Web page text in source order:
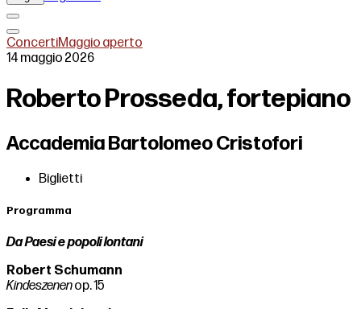
ConcertiMaggio aperto
14 maggio 2026
Roberto Prosseda, fortepiano
Accademia Bartolomeo Cristofori
Biglietti
Programma
Da Paesi e popoli lontani
Robert Schumann
Kindeszenenop. 15